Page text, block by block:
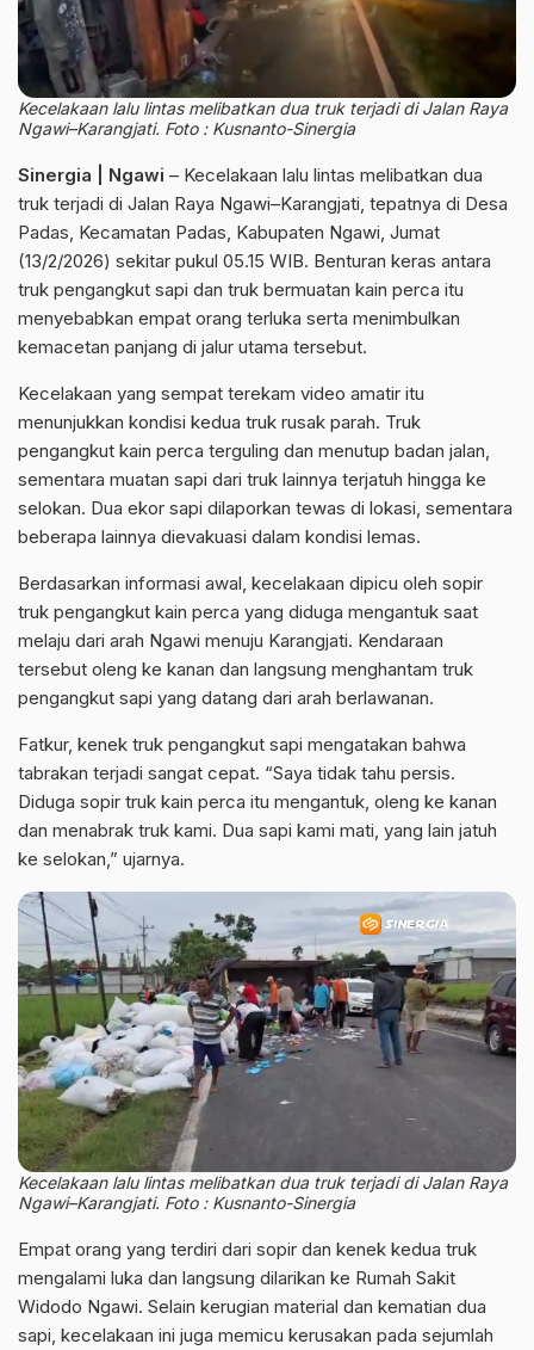
Kecelakaan lalu lintas melibatkan dua truk terjadi di Jalan Raya
Ngawi–Karangjati. Foto : Kusnanto-Sinergia
Sinergia | Ngawi – Kecelakaan lalu lintas melibatkan dua
truk terjadi di Jalan Raya Ngawi–Karangjati, tepatnya di Desa
Padas, Kecamatan Padas, Kabupaten Ngawi, Jumat
(13/2/2026) sekitar pukul 05.15 WIB. Benturan keras antara
truk pengangkut sapi dan truk bermuatan kain perca itu
menyebabkan empat orang terluka serta menimbulkan
kemacetan panjang di jalur utama tersebut.
Kecelakaan yang sempat terekam video amatir itu
menunjukkan kondisi kedua truk rusak parah. Truk
pengangkut kain perca terguling dan menutup badan jalan,
sementara muatan sapi dari truk lainnya terjatuh hingga ke
selokan. Dua ekor sapi dilaporkan tewas di lokasi, sementara
beberapa lainnya dievakuasi dalam kondisi lemas.
Berdasarkan informasi awal, kecelakaan dipicu oleh sopir
truk pengangkut kain perca yang diduga mengantuk saat
melaju dari arah Ngawi menuju Karangjati. Kendaraan
tersebut oleng ke kanan dan langsung menghantam truk
pengangkut sapi yang datang dari arah berlawanan.
Fatkur, kenek truk pengangkut sapi mengatakan bahwa
tabrakan terjadi sangat cepat. “Saya tidak tahu persis.
Diduga sopir truk kain perca itu mengantuk, oleng ke kanan
dan menabrak truk kami. Dua sapi kami mati, yang lain jatuh
ke selokan,” ujarnya.
Kecelakaan lalu lintas melibatkan dua truk terjadi di Jalan Raya
Ngawi–Karangjati. Foto : Kusnanto-Sinergia
Empat orang yang terdiri dari sopir dan kenek kedua truk
mengalami luka dan langsung dilarikan ke Rumah Sakit
Widodo Ngawi. Selain kerugian material dan kematian dua
sapi, kecelakaan ini juga memicu kerusakan pada sejumlah